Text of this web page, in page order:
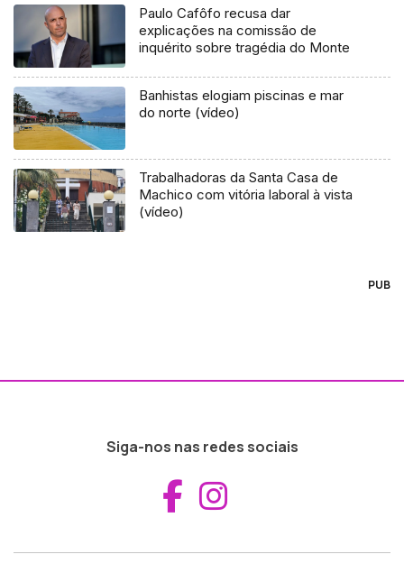
Paulo Cafôfo recusa dar
explicações na comissão de
inquérito sobre tragédia do Monte
Banhistas elogiam piscinas e mar
do norte (vídeo)
Trabalhadoras da Santa Casa de
Machico com vitória laboral à vista
(vídeo)
PUB
Siga-nos nas redes sociais
Aceder ao